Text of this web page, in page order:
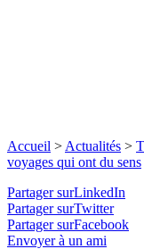
Accueil > Actualités >
voyages qui ont du sens
Partager surLinkedIn
Partager surTwitter
Partager surFacebook
Envoyer à un ami